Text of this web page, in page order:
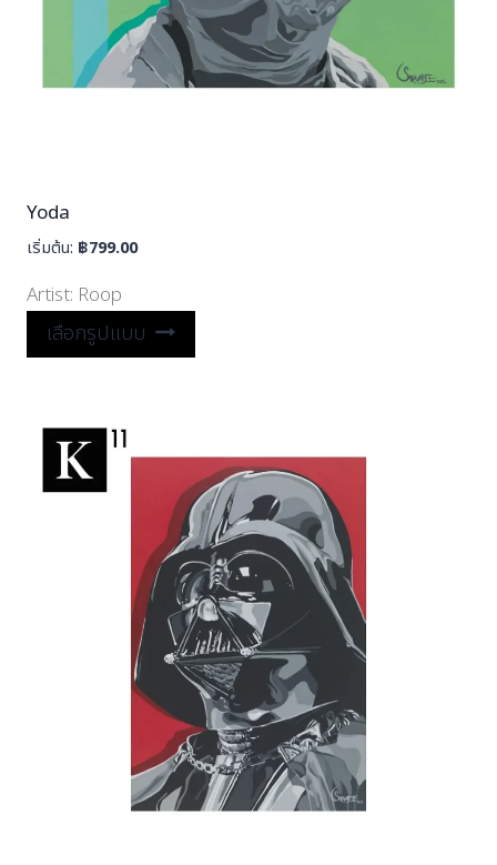
Yoda
เริ่มต้น: ฿799.00
Artist: Roop
เลือกรูปแบบ